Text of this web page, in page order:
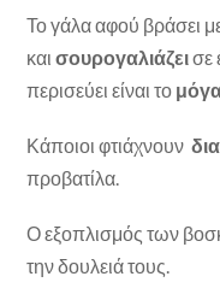
Το γάλα αφού βράσει
καισουρογαλιάζεισε
περισεύει είναι το
Κάποιοι φτιάχνουν
προβατίλα.
Ο εξοπλισμός των
την δουλειά τους.